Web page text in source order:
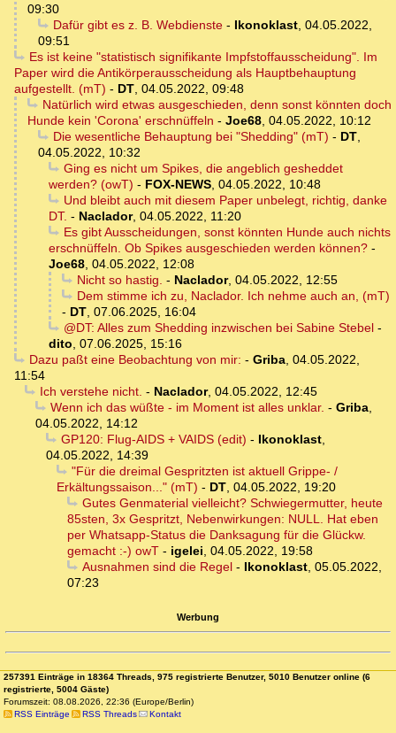
09:30
Dafür gibt es z. B. Webdienste- Ikonoklast, 04.05.2022,
09:51
Es ist keine "statistisch signifikante Impfstoffausscheidung". Im
Paper wird die Antikörperausscheidung als Hauptbehauptung
aufgestellt. (mT) - DT 04.05.2022, 09:48
Natürlich wird etwas ausgeschieden, denn sonst könnten doch
Hunde kein 'Corona' erschnüffeln - Joe68 04.05.2022, 10:12
Die wesentliche Behauptung bei "Shedding" (mT) - DT,
04.05.2022, 10:32
Ging es nicht um Spikes, die angeblich gesheddet
werden? (owT) - FOX-NEWS 04.05.2022, 10:48
Und bleibt auch mit diesem Paper unbelegt, richtig, danke
DT. - Naclador, 04.05.2022, 11:20
Es gibt Ausscheidungen, sonst könnten Hunde auch nichts
erschnüffeln. Ob Spikes ausgeschieden werden können? -
Joe68 04.05.2022, 12:08
Nicht so hastig. - Naclador, 04.05.2022, 12:55
Dem stimme ich zu, Naclador. Ich nehme auch an, (mT)
- DT 07.06.2025, 16:04
@DT: Alles zum Shedding inzwischen bei Sabine Stebel-
dito 07.06.2025, 15:16
Dazu paßt eine Beobachtung von mir: - Griba, 04.05.2022,
11:54
Ich verstehe nicht. - Naclador, 04.05.2022, 12:45
Wenn ich das wüßte - im Moment ist alles unklar. - Griba,
04.05.2022, 14:12
GP120: Flug-AIDS + VAIDS (edit) - Ikonoklast,
04.05.2022, 14:39
"Für die dreimal Gespritzten ist aktuell Grippe- /
Erkältungssaison..." (mT) - DT 04.05.2022, 19:20
Gutes Genmaterial vielleicht? Schwiegermutter, heute
85sten, 3x Gespritzt, Nebenwirkungen: NULL. Hat eben
per Whatsapp-Status die Danksagung für die Glückw.
gemacht :-) owT - igelei 04.05.2022, 19:58
Ausnahmen sind die Regel- Ikonoklast, 05.05.2022,
07:23
Werbung
257391 Einträge in 18364 Threads, 975 registrierte Benutzer, 5010 Benutzer online (6
registrierte, 5004 Gäste)
Forumszeit: 08.08.2026, 22:36 (Europe/Berlin)
RSS Einträge
RSS Threads Kontakt